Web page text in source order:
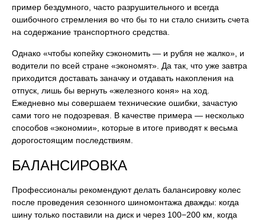
пример бездумного, часто разрушительного и всегда
ошибочного стремления во что бы то ни стало снизить счета
на содержание транспортного средства.
Однако «чтобы копейку сэкономить — и рубля не жалко», и
водители по всей стране «экономят». Да так, что уже завтра
приходится доставать заначку и отдавать накопления на
отпуск, лишь бы вернуть «железного коня» на ход.
Ежедневно мы совершаем технические ошибки, зачастую
сами того не подозревая. В качестве примера — несколько
способов «экономии», которые в итоге приводят к весьма
дорогостоящим последствиям.
БАЛАНСИРОВКА
Профессионалы рекомендуют делать балансировку колес
после проведения сезонного шиномонтажа дважды: когда
шину только поставили на диск и через 100−200 км, когда